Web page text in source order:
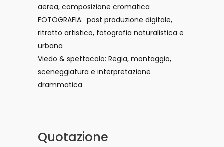
aerea, composizione cromatica
FOTOGRAFIA: post produzione digitale,
ritratto artistico, fotografia naturalistica e
urbana
Viedo & spettacolo: Regia, montaggio,
sceneggiatura e interpretazione
drammatica
Quotazione